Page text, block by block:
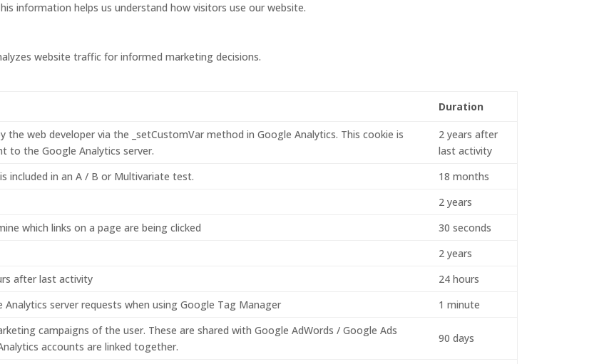
information helps us understand how visitors use our website.
website traffic for informed marketing decisions.
Duration
web developer via the _setCustomVar method in Google Analytics. This cookie is
to the Google Analytics server.
2 years after
last activity
included in an A / B or Multivariate test.
18 months
2 years
which links on a page are being clicked
30 seconds
2 years
after last activity
24 hours
server requests when using Google Tag Manager 1 minute
campaigns of the user. These are shared with Google AdWords / Google Ads
accounts are linked together.
90 days